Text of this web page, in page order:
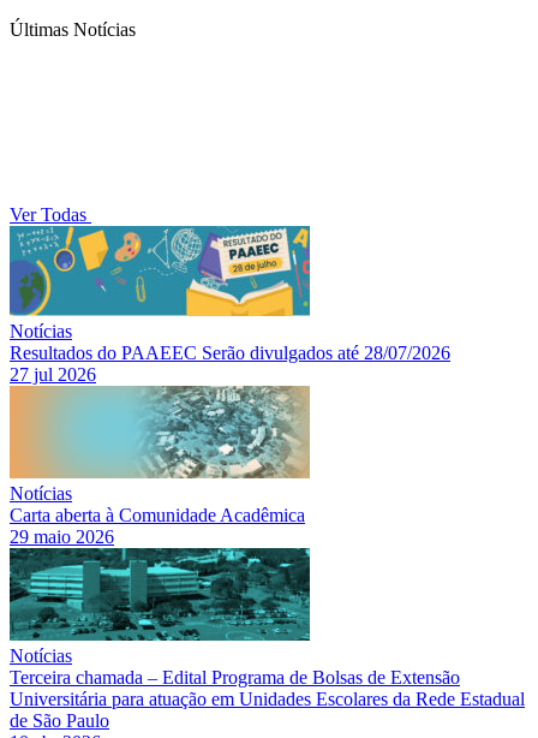
Últimas Notícias
Ver Todas
Notícias
Resultados do PAAEEC Serão divulgados até 28/07/2026
27 jul 2026
Notícias
Carta aberta à Comunidade Acadêmica
29 maio 2026
Notícias
Terceira chamada – Edital Programa de Bolsas de Extensão
Universitária para atuação em Unidades Escolares da Rede Estadual
de São Paulo